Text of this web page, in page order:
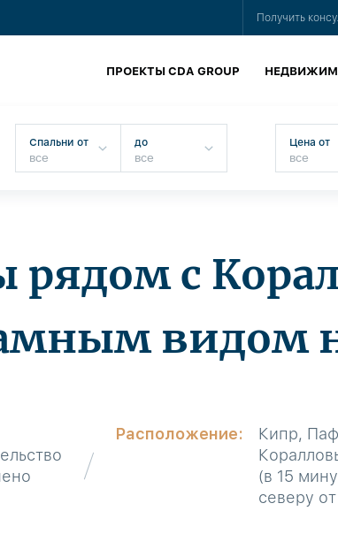
Получить
ПРОЕКТЫ CDA GROUP
Спальни от до Цена от
рядом с
видом
Расположение:
Кипр,
(в 15
северу